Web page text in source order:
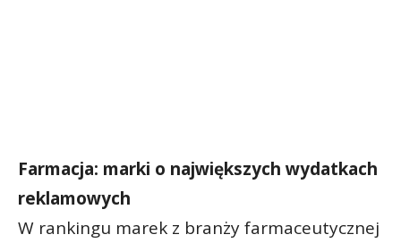
Farmacja: marki o największych wydatkach
reklamowych
W rankingu marek z branży farmaceutycznej